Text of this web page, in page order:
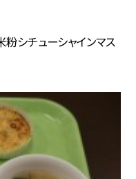
シチューシャインマス